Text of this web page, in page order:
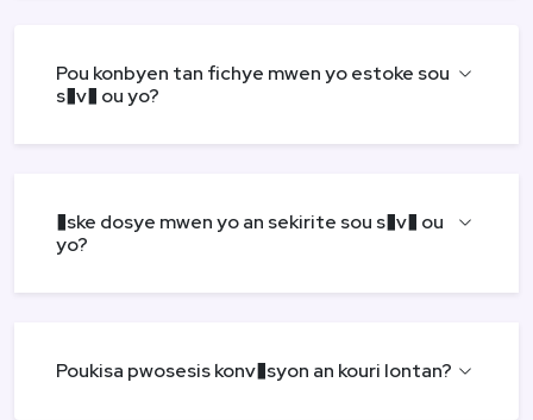
Pou konbyen tan fichye mwen yo estoke sou
s�v� ou yo?
�ske dosye mwen yo an sekirite sou s�v� ou
yo?
Poukisa pwosesis konv�syon an kouri lontan?